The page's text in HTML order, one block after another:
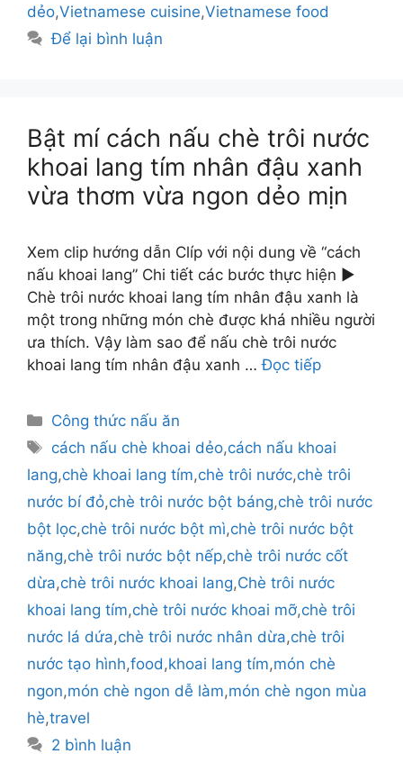
dẻo,Vietnamese cuisine,Vietnamese food
Để lại bình luận
Bật mí cách nấu chè trôi nước
khoai lang tím nhân đậu xanh
vừa thơm vừa ngon dẻo mịn
Xem clip hướng dẫn Clíp với nội dung về “cách
nấu khoai lang” Chi tiết các bước thực hiện ►
Chè trôi nước khoai lang tím nhân đậu xanh là
một trong những món chè được khá nhiều người
ưa thích. Vậy làm sao để nấu chè trôi nước
khoai lang tím nhân đậu xanh …Đọc tiếp
Danh
mục
Công thức nấu ăn
Thẻ
cách nấu chè khoai dẻo,cách nấu khoai
lang,chè khoai lang tím,chè trôi nước,chè trôi
nước bí đỏ,chè trôi nước bột báng,chè trôi nước
bột lọc,chè trôi nước bột mì,chè trôi nước bột
năng,chè trôi nước bột nếp,chè trôi nước cốt
dừa,chè trôi nước khoai lang,Chè trôi nước
khoai lang tím,chè trôi nước khoai mỡ,chè trôi
nước lá dứa,chè trôi nước nhân dừa,chè trôi
nước tạo hình,food,khoai lang tím,món chè
ngon,món chè ngon dễ làm,món chè ngon mùa
hè,travel
2 bình luận